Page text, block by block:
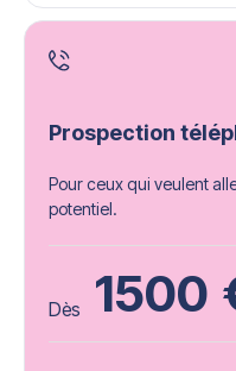
Prospection
Pour ceux qui veulent
potentiel.
Dès 1500